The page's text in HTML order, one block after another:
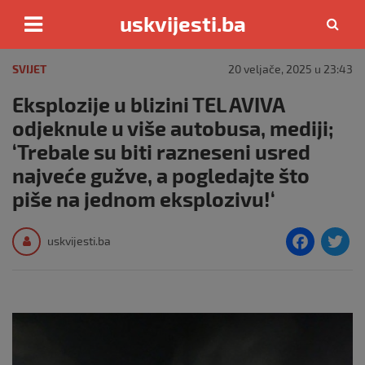
content
uskvijesti.ba
SVIJET 20 veljače, 2025 u 23:43
Eksplozije u blizini TEL AVIVA
odjeknule u više autobusa, mediji;
‘Trebale su biti razneseni usred
najveće gužve, a pogledajte što
piše na jednom eksplozivu!‘
uskvijesti.ba
F
e